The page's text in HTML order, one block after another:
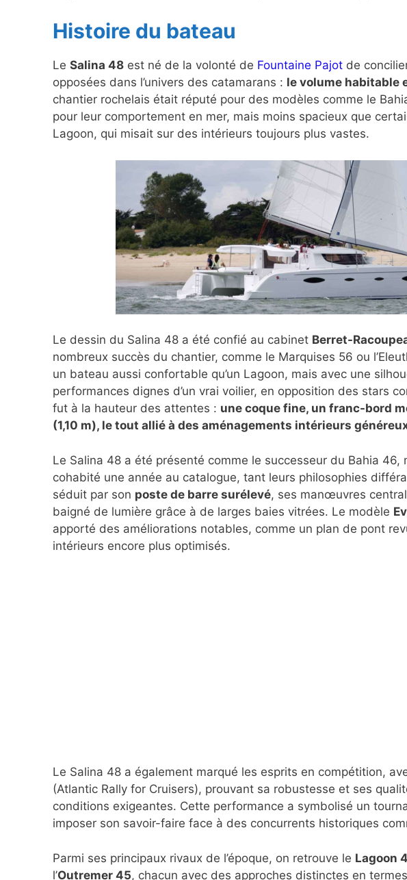
Histoire du bateau
Le Salina 48 est né de la volonté de Fountaine Pajot de
opposées dans l’univers des catamarans : le volume habitable
chantier rochelais était réputé pour des modèles comme le
pour leur comportement en mer, mais moins spacieux que
Lagoon, qui misait sur des intérieurs toujours plus vastes.
Le dessin du Salina 48 a été confié au cabinet Berret-
nombreux succès du chantier, comme le Marquises 56 ou
un bateau aussi confortable qu’un Lagoon, mais avec une
performances dignes d’un vrai voilier, en opposition des stars
fut à la hauteur des attentes : une coque fine, un franc-bord
(1,10 m), le tout allié à des aménagements intérieurs
Le Salina 48 a été présenté comme le successeur du Bahia 46,
cohabité une année au catalogue, tant leurs philosophies
séduit par son poste de barre surélevé, ses manœuvres
baigné de lumière grâce à de larges baies vitrées. Le modèle
apporté des améliorations notables, comme un plan de pont
intérieurs encore plus optimisés.
Le Salina 48 a également marqué les esprits en compétition,
(Atlantic Rally for Cruisers), prouvant sa robustesse et ses
conditions exigeantes. Cette performance a symbolisé un
imposer son savoir-faire face à des concurrents historiques
Parmi ses principaux rivaux de l’époque, on retrouve le Lagoon
l’Outremer 45, chacun avec des approches distinctes en